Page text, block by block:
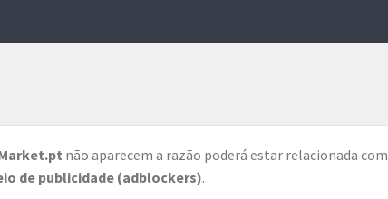
não aparecem a razão poderá estar relacionada com
de publicidade (adblockers).